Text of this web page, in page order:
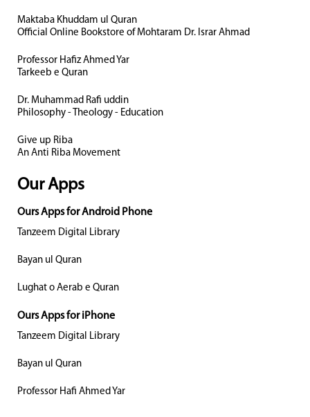
Maktaba Khuddam ul Quran
Official Online Bookstore of Mohtaram Dr. Israr Ahmad
Professor Hafiz Ahmed Yar
Tarkeeb e Quran
Dr. Muhammad Rafi uddin
Philosophy - Theology - Education
Give up Riba
An Anti Riba Movement
Our Apps
Ours Apps for Android Phone
Tanzeem Digital Library
Bayan ul Quran
Lughat o Aerab e Quran
Ours Apps for iPhone
Tanzeem Digital Library
Bayan ul Quran
Professor Hafi Ahmed Yar